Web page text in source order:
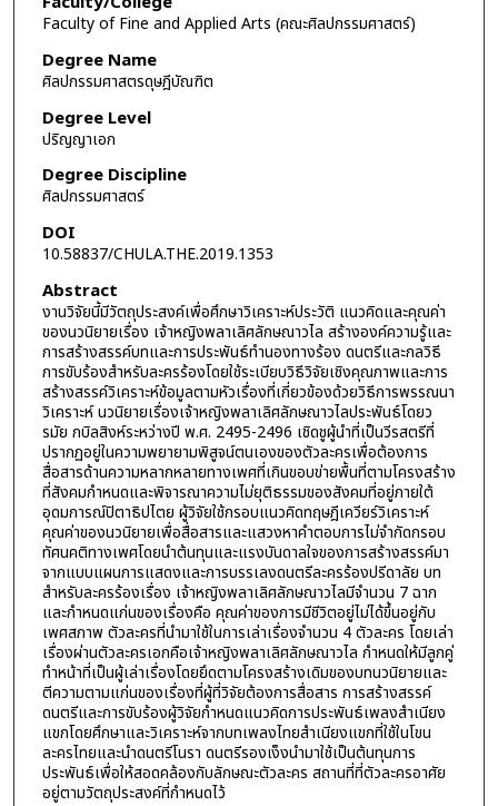
Faculty of Fine and Applied Arts (คณะศิลปกรรมศาสตร์)
Degree Name
ศิลปกรรมศาสตรดุษฎีบัณฑิต
Degree Level
ปริญญาเอก
Degree Discipline
ศิลปกรรมศาสตร์
DOI
10.58837/CHULA.THE.2019.1353
Abstract
งานวิจัยนี้มีวัตถุประสงค์เพื่อศึกษาวิเคราะห์ประวัติ แนวคิดและคุณค่า
ของนวนิยายเรื่อง เจ้าหญิงพลาเลิศลักษณาวไล สร้างองค์ความรู้และ
การสร้างสรรค์บทและการประพันธ์ทำนองทางร้อง ดนตรีและกลวิธี
การขับร้องสำหรับละครร้องโดยใช้ระเบียบวิธีวิจัยเชิงคุณภาพและการ
สร้างสรรค์วิเคราะห์ข้อมูลตามหัวเรื่องที่เกี่ยวข้องด้วยวิธีการพรรณนา
วิเคราะห์ นวนิยายเรื่องเจ้าหญิงพลาเลิศลักษณาวไลประพันธ์โดยว
รมัย กบิลสิงห์ระหว่างปี พ.ศ. 2495-2496 เชิดชูผู้นำที่เป็นวีรสตรีที่
ปรากฏอยู่ในความพยายามพิสูจน์ตนเองของตัวละครเพื่อต้องการ
สื่อสารด้านความหลากหลายทางเพศที่เกินขอบข่ายพื้นที่ตามโครงสร้าง
ที่สังคมกำหนดและพิจารณาความไม่ยุติธรรมของสังคมที่อยู่ภายใต้
อุดมการณ์ปิตาธิปไตย ผู้วิจัยใช้กรอบแนวคิดทฤษฎีเควียร์วิเคราะห์
คุณค่าของนวนิยายเพื่อสื่อสารและแสวงหาคำตอบการไม่จำกัดกรอบ
ทัศนคติทางเพศโดยนำต้นทุนและแรงบันดาลใจของการสร้างสรรค์มา
จากแบบแผนการแสดงและการบรรเลงดนตรีละครร้องปรีดาลัย บท
สำหรับละครร้องเรื่อง เจ้าหญิงพลาเลิศลักษณาวไลมีจำนวน 7 ฉาก
และกำหนดแก่นของเรื่องคือ คุณค่าของการมีชีวิตอยู่ไม่ได้ขึ้นอยู่กับ
เพศสภาพ ตัวละครที่นำมาใช้ในการเล่าเรื่องจำนวน 4 ตัวละคร โดยเล่า
เรื่องผ่านตัวละครเอกคือเจ้าหญิงพลาเลิศลักษณาวไล กำหนดให้มีลูกคู่
ทำหน้าที่เป็นผู้เล่าเรื่องโดยยึดตามโครงสร้างเดิมของบทนวนิยายและ
ตีความตามแก่นของเรื่องที่ผู้ที่วิจัยต้องการสื่อสาร การสร้างสรรค์
ดนตรีและการขับร้องผู้วิจัยกำหนดแนวคิดการประพันธ์เพลงสำเนียง
แขกโดยศึกษาและวิเคราะห์จากบทเพลงไทยสำเนียงแขกที่ใช้ในโขน
ละครไทยและนำดนตรีโนรา ดนตรีรองเง็งนำมาใช้เป็นต้นทุนการ
ประพันธ์เพื่อให้สอดคล้องกับลักษณะตัวละคร สถานที่ที่ตัวละครอาศัย
อยู่ตามวัตถุประสงค์ที่กำหนดไว้